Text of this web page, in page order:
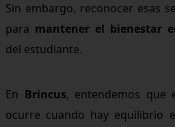
Sin embargo, reconocer esas
para mantener el bienestar
del estudiante.
En Brincus, entendemos que
ocurre cuando hay equilibrio